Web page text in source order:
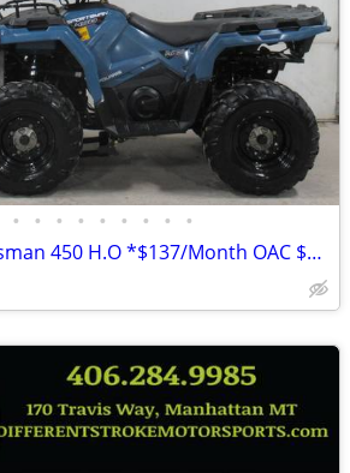
• • • • • • • • •
2022 Polaris Sportsman 450 H.O *$137/Month OAC $0 Down* *New Snowplow*